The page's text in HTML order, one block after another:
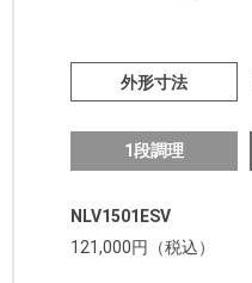
外形寸法
1段調理
NLV1501ESV
121,000円（税込）